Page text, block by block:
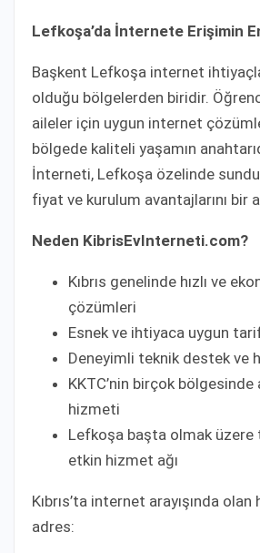
Lefkoşa’da İnternete Erişimin
Başkent Lefkoşa internet
olduğu bölgelerden biridir.
aileler için uygun internet
bölgede kaliteli yaşamın
İnterneti, Lefkoşa özelinde
fiyat ve kurulum avantajlarını bir
Neden KibrisEvInterneti.com?
Kıbrıs genelinde hızlı ve
çözümleri
Esnek ve ihtiyaca uygun
Deneyimli teknik destek ve
KKTC’nin birçok bölgesinde
hizmeti
Lefkoşa başta olmak üzere
etkin hizmet ağı
Kıbrıs’ta internet arayışında
adres: